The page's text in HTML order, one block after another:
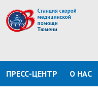
ПРЕСС-ЦЕНТР О НАС